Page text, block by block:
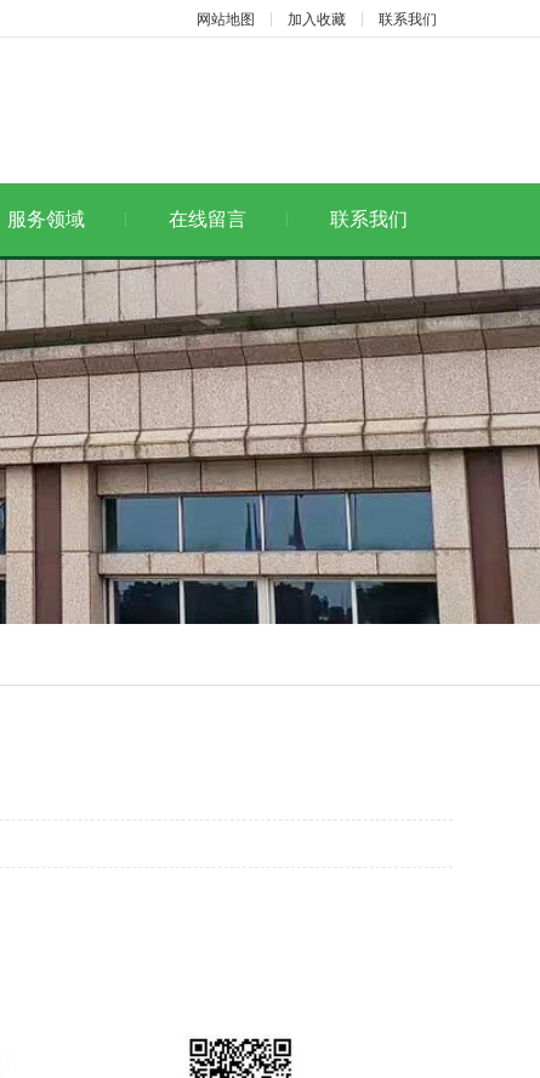
网站地图 加入收藏 联系我们
服务领域 在线留言 联系我们